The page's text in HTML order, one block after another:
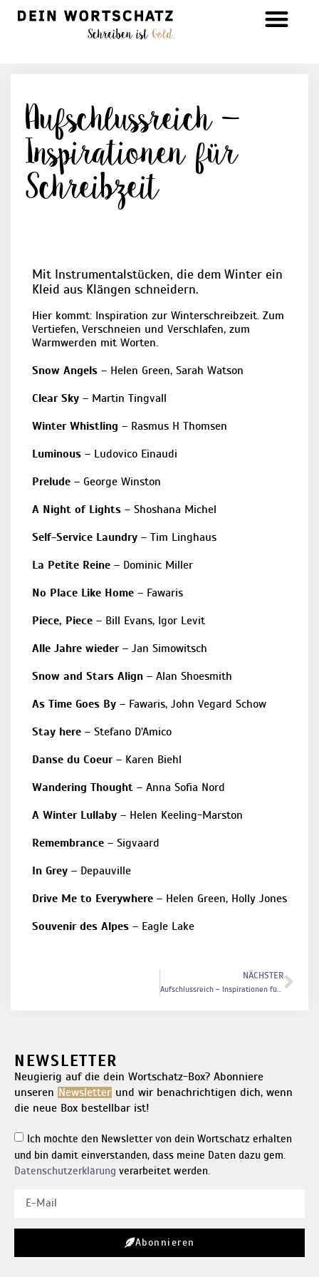
Aufschluss­reich –
Inspi­rationen für
Schreib­zeit
Mit Instrumentalstücken, die dem Winter ein
Kleid aus Klängen schneidern.
Hier kommt: Inspiration zur Winterschreibzeit. Zum
Vertiefen, Verschneien und Verschlafen, zum
Warmwerden mit Worten.
Snow Angels – Helen Green, Sarah Watson
Clear Sky – Martin Tingvall
Winter Whistling – Rasmus H Thomsen
Luminous – Ludovico Einaudi
Prelude – George Winston
A Night of Lights – Shoshana Michel
Self-Service Laundry – Tim Linghaus
La Petite Reine – Dominic Miller
No Place Like Home – Fawaris
Piece, Piece – Bill Evans, Igor Levit
Alle Jahre wieder– Jan Simowitsch
Snow and Stars Align – Alan Shoesmith
As Time Goes By – Fawaris, John Vegard Schow
Stay here – Stefano D’Amico
Danse du Coeur– Karen Biehl
Wandering Thought – Anna Sofia Nord
A Winter Lullaby – Helen Keeling-Marston
Remembrance – Sigvaard
In Grey – Depauville
Drive Me to Everywhere – Helen Green, Holly Jones
Souvenir des Alpes – Eagle Lake
NÄCHSTER
Aufschluss­reich – Inspi­rationen für Schreib­pause
NEWSLETTER
Neugierig auf die dein Wortschatz-Box? Abonniere
unseren
Newsletter und wir benachrichtigen dich, wenn
die neue Box bestellbar ist!
Ich möchte den Newsletter von dein Wortschatz erhalten
und bin damit einverstanden, dass meine Daten dazu gem.
Datenschutzerklärung verarbeitet werden.
Abonnieren